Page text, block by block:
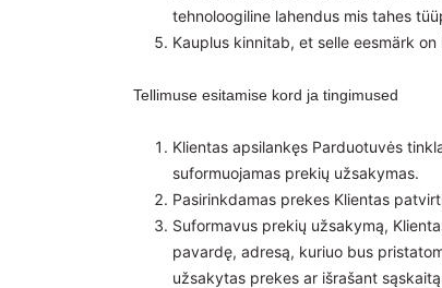
tehnoloogiline lahendus mis tahes
Kauplus kinnitab, et selle eesmärk
Tellimuse esitamise kord ja tingimused
Klientas apsilankęs Parduotuvės
suformuojamas prekių užsakymas.
Pasirinkdamas prekes Klientas
Suformavus prekių užsakymą,
pavardę, adresą, kuriuo bus
užsakytas prekes ar išrašant